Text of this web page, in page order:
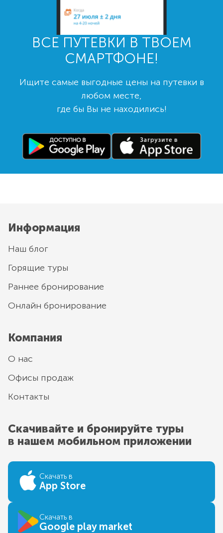
ВСЕ ПУТЕВКИ В ТВОЕМ
СМАРТФОНЕ!
Ищите самые выгодные цены на путевки в
любом месте,
где бы Вы не находились!
Информация
Наш блог
Горящие туры
Раннее бронирование
Онлайн бронирование
Компания
О нас
Офисы продаж
Контакты
Скачивайте и бронируйте туры
в нашем мобильном приложении
Скачать в
App Store
Скачать в
Google play market